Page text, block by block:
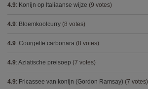
4.9: Konijn op Italiaanse wijze (9 votes)
4.9: Bloemkoolcurry (8 votes)
4.9: Courgette carbonara (8 votes)
4.9: Aziatische preisoep (7 votes)
4.9: Fricassee van konijn (Gordon Ramsay) (7 votes)